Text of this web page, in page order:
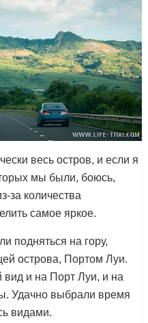
весь остров, и если я
мы были, боюсь,
за количества
самое яркое.
подняться на гору,
острова, Портом Луи.
вид и на Порт Луи, и на
Удачно выбрали время
видами.